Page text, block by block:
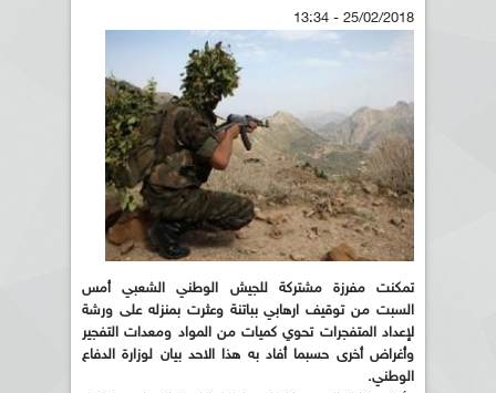
25/02/2018 - 13:34
تمكنت مفرزة مشتركة للجيش الوطني الشعبي أمس
السبت من توقيف ارهابي بباتنة وعثرت بمنزله على ورشة
لإعداد المتفجرات تحوي كميات من المواد ومعدات التفجير
وأغراض أخرى حسبما أفاد به هذا الاحد بيان لوزارة الدفاع
الوطني.